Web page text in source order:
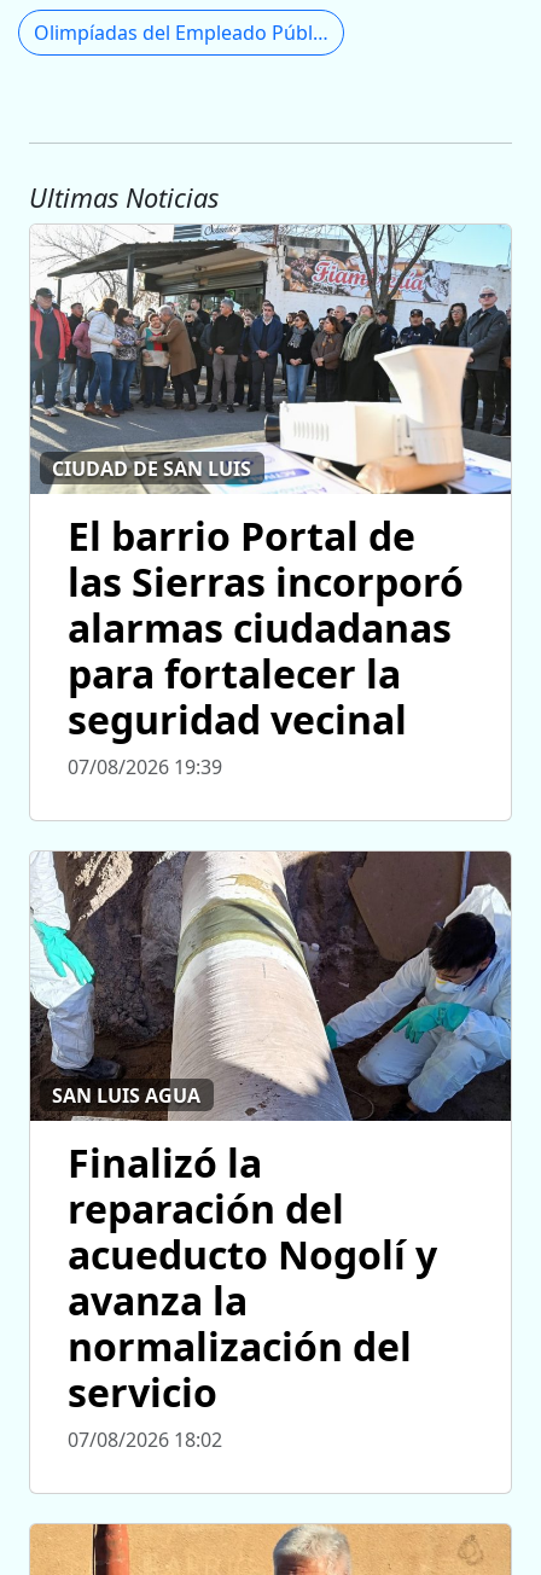
Olimpíadas del Empleado Público
Ultimas Noticias
CIUDAD DE SAN LUIS
El barrio Portal de
las Sierras incorporó
alarmas ciudadanas
para fortalecer la
seguridad vecinal
07/08/2026 19:39
SAN LUIS AGUA
Finalizó la
reparación del
acueducto Nogolí y
avanza la
normalización del
servicio
07/08/2026 18:02